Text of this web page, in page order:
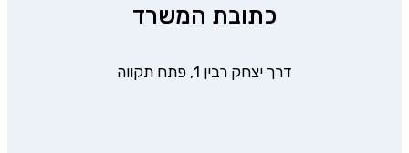
כתובת המשרד
דרך יצחק רבין 1, פתח תקווה